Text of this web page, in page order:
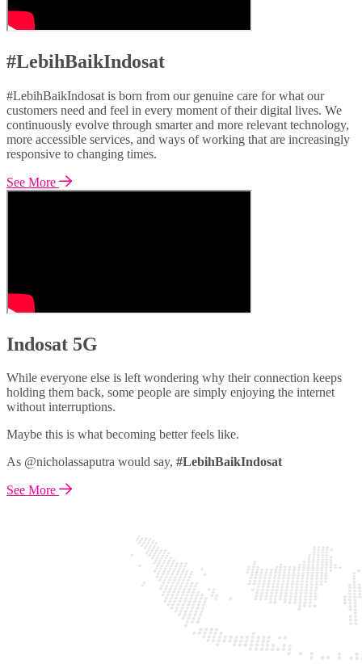
#LebihBaikIndosat
#LebihBaikIndosat is born from our genuine care for what our
customers need and feel in every moment of their digital lives. We
continuously evolve through smarter and more relevant technology,
more accessible services, and ways of working that are increasingly
responsive to changing times.
See More
Indosat 5G
While everyone else is left wondering why their connection keeps
holding them back, some people are simply enjoying the internet
without interruptions.
Maybe this is what becoming better feels like.
As @nicholassaputra would say, #LebihBaikIndosat
See More